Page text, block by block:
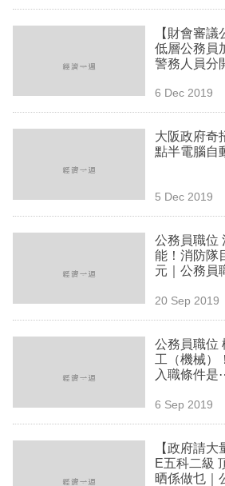
技
生
欄
區
【財會審
低層公務員
警務人員分
6 Dec 2019
大阪政府奇
點半電腦自
5 Dec 2019
公務員職位
能！消防隊
元｜公務員
20 Sep 2019
公務員職位
工（機械）
入職條件
6 Sep 2019
【政府請
E五科二級
晒係做乜｜